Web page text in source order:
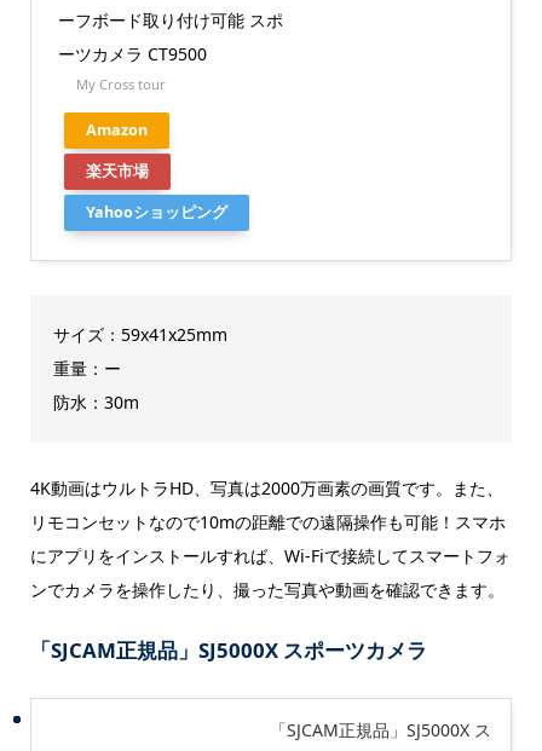
ーフボード取り付け可能 スポ
ーツカメラ CT9500
My Cross tour
Amazon
楽天市場
Yahooショッピング
サイズ：59x41x25mm
重量：ー
防水：30m
4K動画はウルトラHD、写真は2000万画素の画質です。また、
リモコンセットなので10mの距離での遠隔操作も可能！スマホ
にアプリをインストールすれば、Wi-Fiで接続してスマートフォ
ンでカメラを操作したり、撮った写真や動画を確認できます。
「SJCAM正規品」SJ5000X スポーツカメラ
「SJCAM正規品」SJ5000X ス